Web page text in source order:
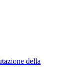
della